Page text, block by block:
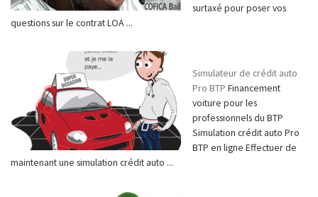
surtaxé pour poser vos
questions sur le contrat LOA ...
Simulateur de crédit auto
Pro BTP Financement
voiture pour les
professionnels du BTP
Simulation crédit auto Pro
BTP en ligne Effectuer de
maintenant une simulation crédit auto ...